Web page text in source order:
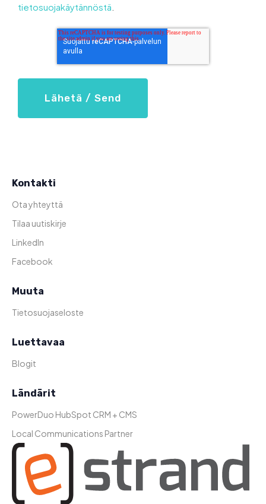
tietosuojakäytännöstä
Kontakti
Ota yhteyttä
Tilaa uutiskirje
LinkedIn
Facebook
Muuta
Tietosuojaseloste
Luettavaa
Blogit
Ländärit
PowerDuo HubSpot CRM + CMS
Local Communications Partner